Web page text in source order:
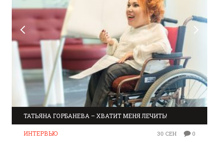
ТАТЬЯНА ГОРБАНЕВА – ХВАТИТ МЕНЯ ЛЕЧИТЬ!
ИНТЕРВЬЮ 30 СЕН 0